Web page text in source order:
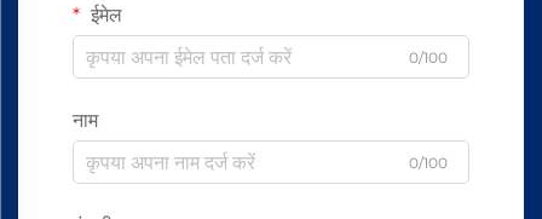
ईमेल
0/100
नाम
0/100